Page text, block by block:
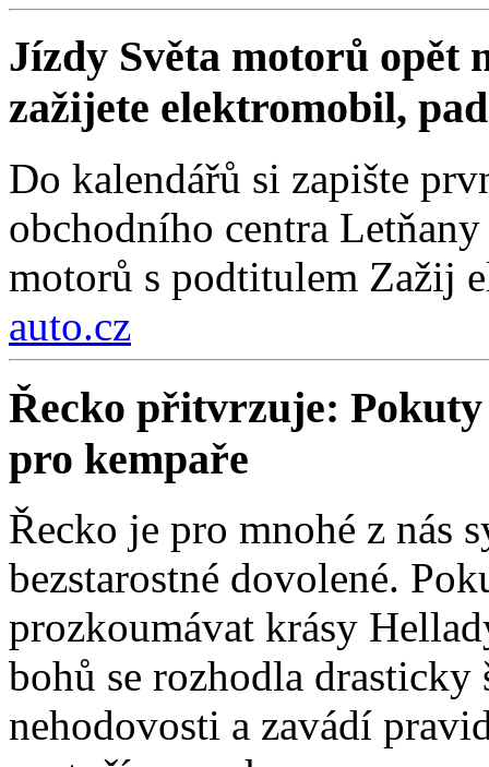
Jízdy Světa motorů opět
zažijete elektromobil,
Do kalendářů si zapište
obchodního centra
motorů s podtitulem Zažij
auto.cz
Řecko přitvrzuje: Pokuty
pro kempaře
Řecko je pro mnohé z nás
bezstarostné dovolené.
prozkoumávat krásy
bohů se rozhodla
nehodovosti a zavádí